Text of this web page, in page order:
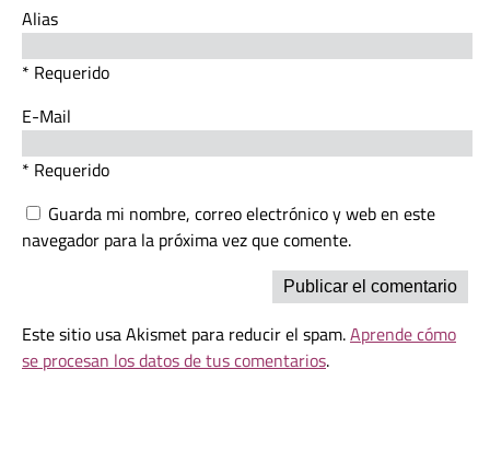
Alias
* Requerido
E-Mail
* Requerido
Guarda mi nombre, correo electrónico y web en este
navegador para la próxima vez que comente.
Este sitio usa Akismet para reducir el spam.Aprende cómo
se procesan los datos de tus comentarios.